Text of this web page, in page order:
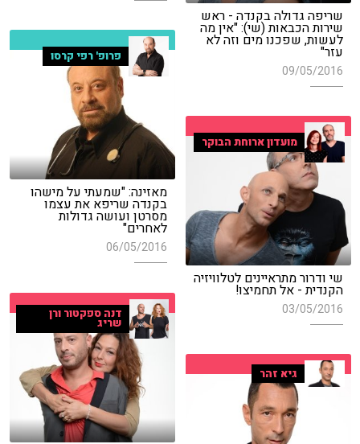
שריפה גדולה בקנדה - ראש
שירות הכבאות (שי): "אין מה
לעשות, שפכנו מים וזה לא
עזר"
09/05/2016
פרופ' רפי קרסו
מאזינה: "שמעתי על מישהו
בקנדה שריפא את עצמו
מסרטן ועושה גדולות
לאחרים"
06/05/2016
מועדון ארוחת הבוקר
שי ודרור מתראיינים לטלוויזיה
הקנדית - אל תחמיצו!
03/05/2016 דנה ספקטור ורן
שריג
גיא זהר